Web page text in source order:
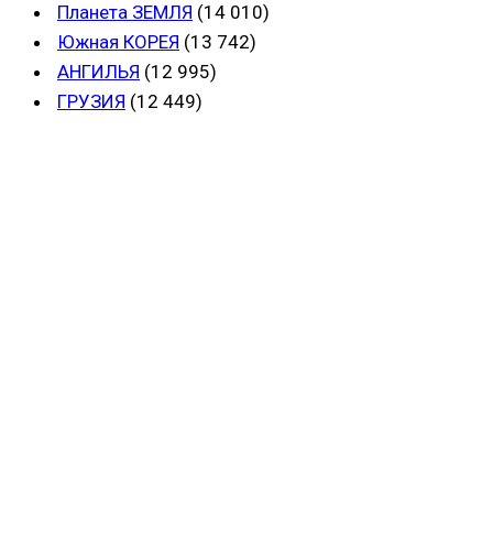
Планета ЗЕМЛЯ (14 010)
Южная КОРЕЯ (13 742)
АНГИЛЬЯ (12 995)
ГРУЗИЯ (12 449)